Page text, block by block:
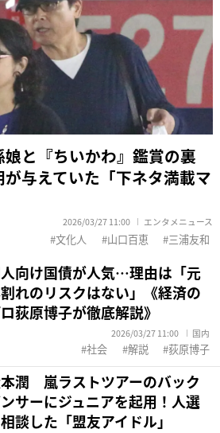
と『ちいかわ』鑑賞の裏
与えていた「下ネタ満載マ
2026/03/27 11:00 エンタメニュース
文化人 山口百恵 三浦友和
向け国債が人気…理由は「元
れのリスクはない」《経済の
荻原博子が徹底解説》
2026/03/27 11:00 国内
社会 解説 荻原博子
潤 嵐ラストツアーのバック
サーにジュニアを起用！人選
談した「盟友アイドル」